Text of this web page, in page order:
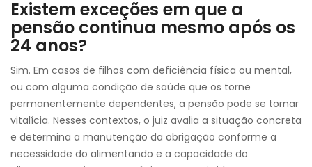
Existem exceções em que a
pensão continua mesmo após os
24 anos?
Sim. Em casos de filhos com deficiência física ou mental,
ou com alguma condição de saúde que os torne
permanentemente dependentes, a pensão pode se tornar
vitalícia. Nesses contextos, o juiz avalia a situação concreta
e determina a manutenção da obrigação conforme a
necessidade do alimentando e a capacidade do